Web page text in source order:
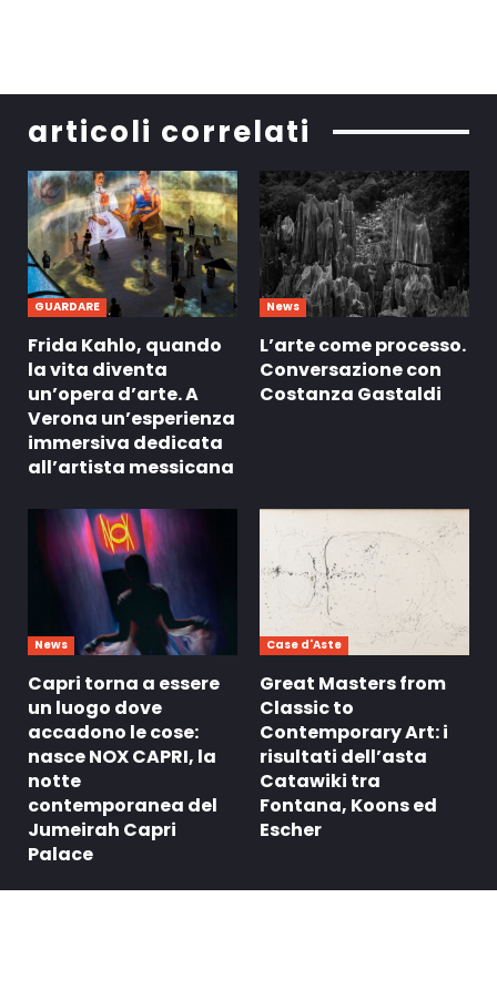
articoli correlati
GUARDARE
Frida Kahlo, quando
la vita diventa
un’opera d’arte. A
Verona un’esperienza
immersiva dedicata
all’artista messicana
News
L’arte come processo.
Conversazione con
Costanza Gastaldi
News
Capri torna a essere
un luogo dove
accadono le cose:
nasce NOX CAPRI, la
notte
contemporanea del
Jumeirah Capri
Palace
Case d'Aste
Great Masters from
Classic to
Contemporary Art: i
risultati dell’asta
Catawiki tra
Fontana, Koons ed
Escher